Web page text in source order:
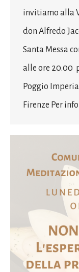
invitiamo alla
don Alfredo
Santa Messa
alle ore 20.00
Poggio
Firenze Per